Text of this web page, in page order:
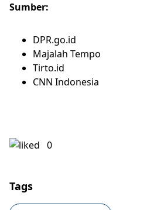
Sumber:
DPR.go.id
Majalah Tempo
Tirto.id
CNN Indonesia
0
Tags